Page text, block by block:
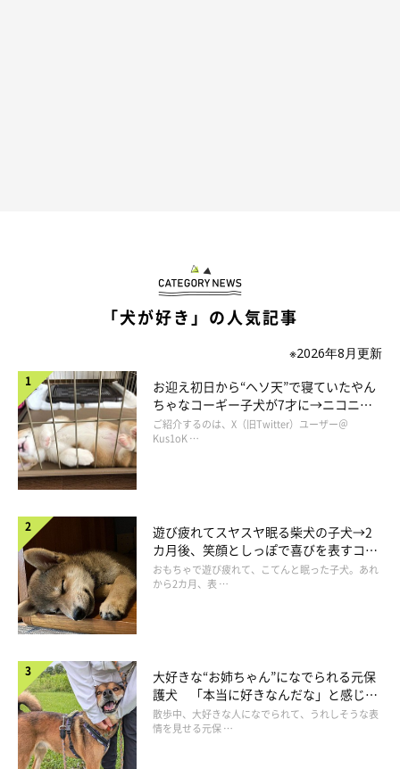
「不幸な環境からレスキューされた犬たちには、５つの自由が保
証されたシェルターで、できる限りストレスのない生活を送って
もらいたい、そんな思いから、犬猫タウンの建設にあたりまし
せるかを考えました」と福田さんは話します。
犬猫タウン前橋には、出張で猫の避妊・去勢手術ができる移動式手術車も導
入
シェルターを開所するには地元の理解や協力を得ることが重要だ
「犬が好き」の人気記事
※2026年8月更新
お迎え初日から“ヘソ天”で寝ていたやん
ちゃなコーギー子犬が7才に→ニコニ
コ“コーギースマイル”が魅力のコに成
長！
ご紹介するのは、X（旧Twitter）ユーザー＠
Kus1oK …
遊び疲れてスヤスヤ眠る柴犬の子犬→2
カ月後、笑顔としっぽで喜びを表すコに
成長！
おもちゃで遊び疲れて、こてんと眠った子犬。あれ
から2カ月、表 …
大好きな“お姉ちゃん”になでられる元保
護犬 「本当に好きなんだな」と感じる
表情にほっこり
散歩中、大好きな人になでられて、うれしそうな表
情を見せる元保 …